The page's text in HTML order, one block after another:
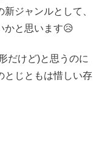
ジャンルとして、
かと思います😥
だけど)と思うのに
とじともは惜しい存